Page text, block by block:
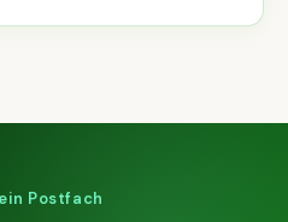
Postfach